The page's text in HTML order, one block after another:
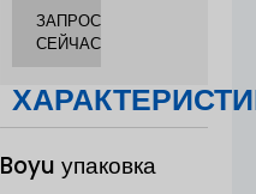
ЗАПРОС
СЕЙЧАС
Boyu упаковка